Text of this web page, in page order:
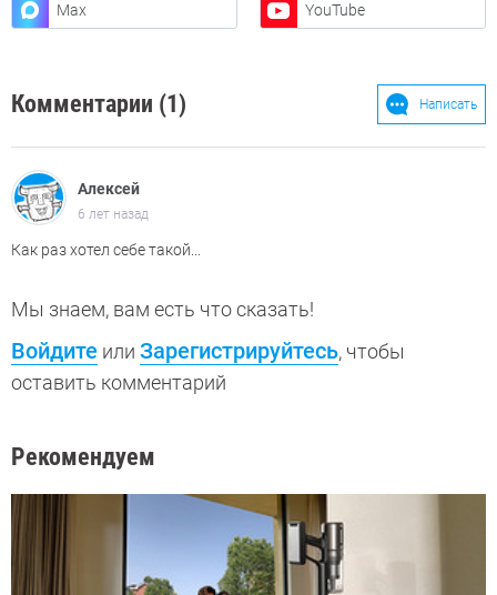
Max YouTube
Комментарии (1) Написать
Алексей
6 лет назад
Как раз хотел себе такой...
Мы знаем, вам есть что сказать!
Войдите или Зарегистрируйтесь, чтобы
оставить комментарий
Рекомендуем